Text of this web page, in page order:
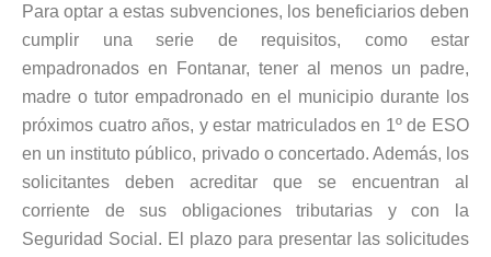
Para optar a estas subvenciones, los beneficiarios deben
cumplir una serie de requisitos, como estar
empadronados en Fontanar, tener al menos un padre,
madre o tutor empadronado en el municipio durante los
próximos cuatro años, y estar matriculados en 1º de ESO
en un instituto público, privado o concertado. Además, los
solicitantes deben acreditar que se encuentran al
corriente de sus obligaciones tributarias y con la
Seguridad Social. El plazo para presentar las solicitudes